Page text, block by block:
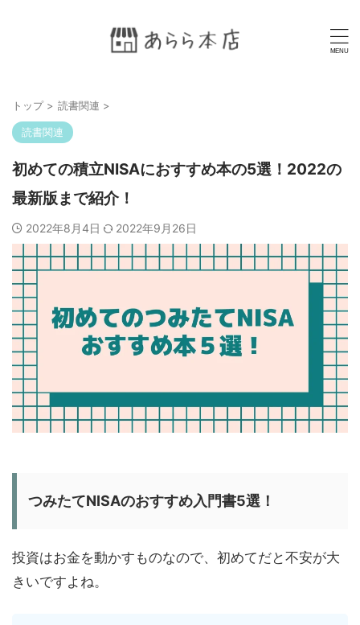
トップ > 読書関連 >
読書関連
初めての積立NISAにおすすめ本の5選！2022の
最新版まで紹介！
2022年8月4日 2022年9月26日
つみたてNISAのおすすめ入門書5選！
投資はお金を動かすものなので、初めてだと不安が大
きいですよね。